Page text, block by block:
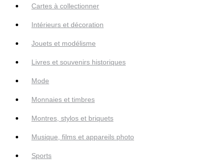
Cartes à collectionner
Intérieurs et décoration
Jouets et modélisme
Livres et souvenirs historiques
Mode
Monnaies et timbres
Montres, stylos et briquets
Musique, films et appareils photo
Sports